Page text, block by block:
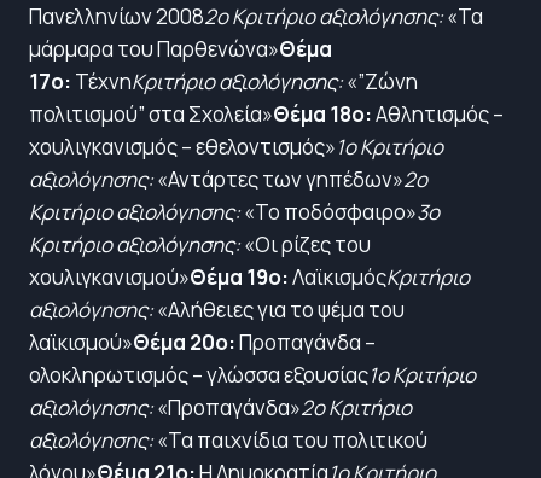
Πανελληνίων 20082ο Κριτήριο αξιολόγησης:«Τα
μάρμαρα του Παρθενώνα»Θέμα
17ο: ΤέχνηΚριτήριο αξιολόγησης:«”Ζώνη
πολιτισμού” στα Σχολεία»Θέμα 18ο:Αθλητισμός –
χουλιγκανισμός – εθελοντισμός»1ο Κριτήριο
αξιολόγησης:«Αντάρτες των γηπέδων»2ο
Κριτήριο αξιολόγησης:«Το ποδόσφαιρο»3ο
Κριτήριο αξιολόγησης:«Οι ρίζες του
χουλιγκανισμού»Θέμα 19ο:ΛαϊκισμόςΚριτήριο
αξιολόγησης:«Αλήθειες για το ψέμα του
λαϊκισμού»Θέμα 20ο:Προπαγάνδα –
ολοκληρωτισμός – γλώσσα εξουσίας1ο Κριτήριο
αξιολόγησης:«Προπαγάνδα»2ο Κριτήριο
αξιολόγησης:«Τα παιχνίδια του πολιτικού